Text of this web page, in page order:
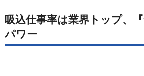
吸込仕事率は業界トップ、
パワー